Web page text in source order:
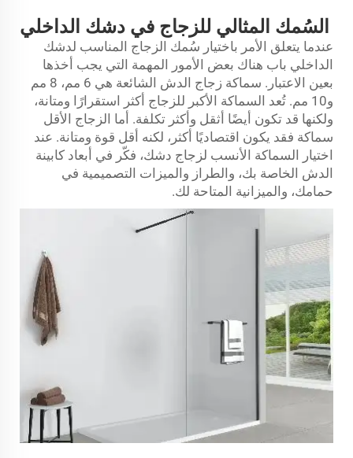
السُمك المثالي للزجاج في دشك الداخلي
عندما يتعلق الأمر باختيار سُمك الزجاج المناسب لدشك
الداخلي باب هناك بعض الأمور المهمة التي يجب أخذها
بعين الاعتبار. سماكة زجاج الدش الشائعة هي 6 مم، 8 مم
و10 مم. تُعد السماكة الأكبر للزجاج أكثر استقرارًا ومتانة،
ولكنها قد تكون أيضًا أثقل وأكثر تكلفة. أما الزجاج الأقل
سماكة فقد يكون اقتصاديًا أكثر، لكنه أقل قوة ومتانة. عند
اختيار السماكة الأنسب لزجاج دشك، فكّر في أبعاد كابينة
الدش الخاصة بك، والطراز والميزات التصميمية في
حمامك، والميزانية المتاحة لك.